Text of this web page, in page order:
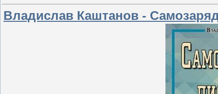
Владислав Каштанов -